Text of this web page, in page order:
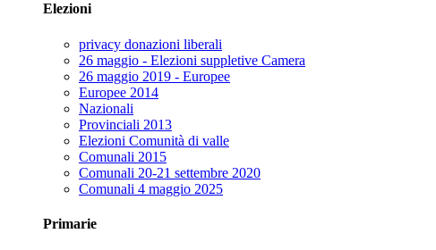
Elezioni
privacy donazioni liberali
26 maggio - Elezioni suppletive Camera
26 maggio 2019 - Europee
Europee 2014
Nazionali
Provinciali 2013
Elezioni Comunità di valle
Comunali 2015
Comunali 20-21 settembre 2020
Comunali 4 maggio 2025
Primarie